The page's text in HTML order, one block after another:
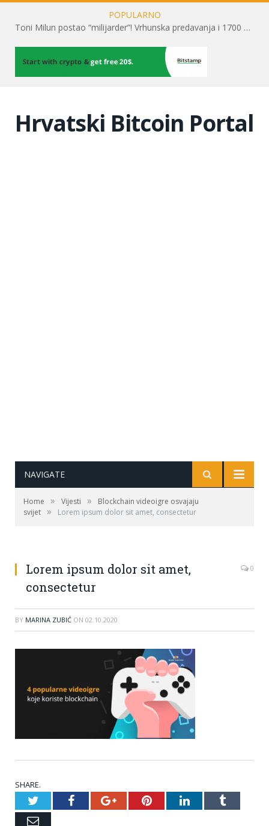
POPULARNO
Toni Milun postao “milijarder”! Vrhunska predavanja i 1700 posjetitelja obilježili su mjesec financijske pismenosti
Hrvatski Bitcoin Portal
NAVIGATE
Home » Vijesti »
Blockchain videoigre osvajaju
svijet » Lorem ipsum dolor sit amet, consectetur
Lorem ipsum dolor sit amet,
consectetur
0
BY MARINA ZUBIĆ ON 02.10.2020
SHARE.
TwitterFacebookGoogle+PinterestLinkedInTumblr
Email